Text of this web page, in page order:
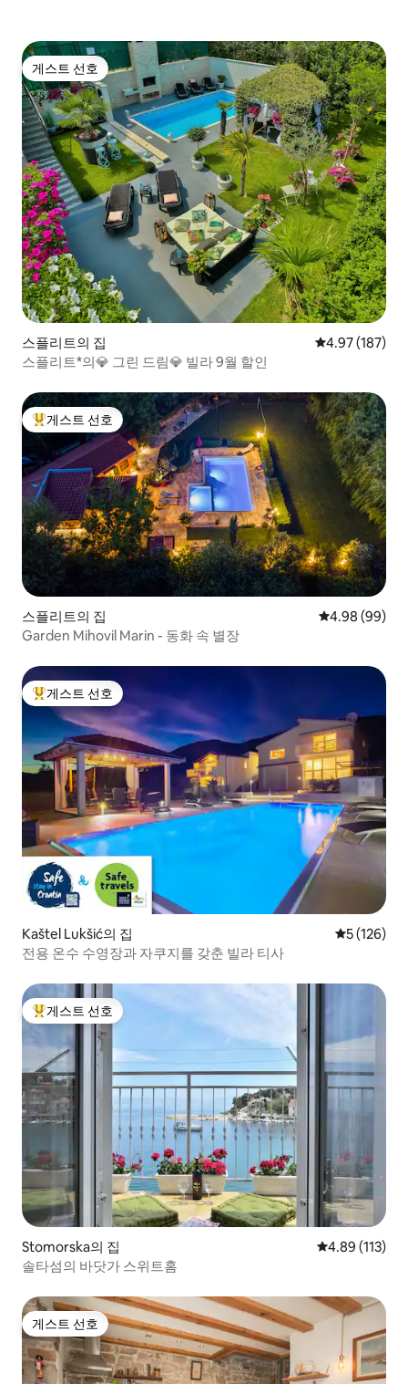
게스트 선호
게스트 선호
스플리트의 집 평점 4.97점(5
4.97 (187)
스플리트*의💎 그린 드림💎 빌라 9월 할인
상위 게스트 선호
게스트 선호
스플리트의 집 평점 4.98점(5
4.98 (99)
Garden Mihovil Marin - 동화 속 별장
상위 게스트 선호
게스트 선호
Kaštel Lukšić의 집 평점 5점(5
5 (126)
전용 온수 수영장과 자쿠지를 갖춘 빌라 티사
상위 게스트 선호
게스트 선호
Stomorska의 집 평점 4.89점(5
4.89 (113)
솔타섬의 바닷가 스위트홈
게스트 선호
게스트 선호